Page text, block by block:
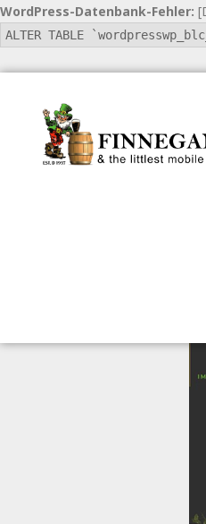
WordPress-Datenbank-Fehler:
ALTER TABLE